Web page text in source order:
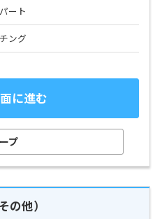
ート
ング
に進む
プ
の他）